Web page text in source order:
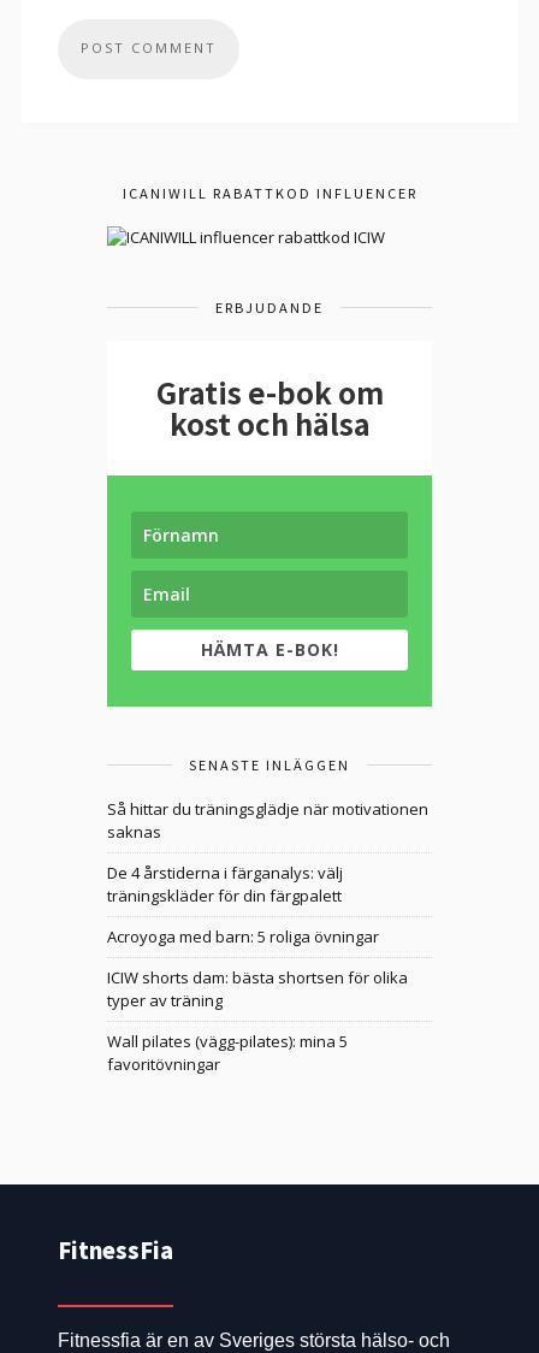
ICANIWILL RABATTKOD INFLUENCER
ERBJUDANDE
Gratis e-bok om
kost och hälsa
HÄMTA E-BOK!
SENASTE INLÄGGEN
Så hittar du träningsglädje när motivationen
saknas
De 4 årstiderna i färganalys: välj
träningskläder för din färgpalett
Acroyoga med barn: 5 roliga övningar
ICIW shorts dam: bästa shortsen för olika
typer av träning
Wall pilates (vägg-pilates): mina 5
favoritövningar
FitnessFia
Fitnessfia är en av Sveriges största hälso- och